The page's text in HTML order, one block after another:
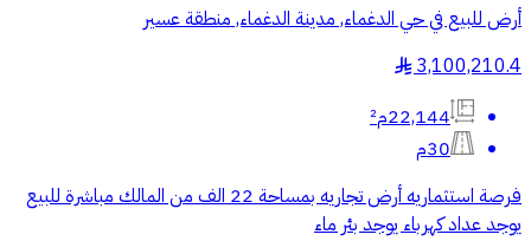
أرض للبيع في حي الدغماء, مدينة الدغماء, منطقة عسير
3,100,210.4
§
22,144م²
30م
فرصة استثماريه أرض تجاريه بمساحة 22 الف من المالك مباشرة للبيع
يوجد عداد كهرباء يوجد بئر ماء